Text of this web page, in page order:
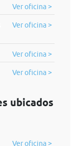
Ver oficina >
Ver oficina >
Ver oficina >
Ver oficina >
ubicados
Ver oficina >